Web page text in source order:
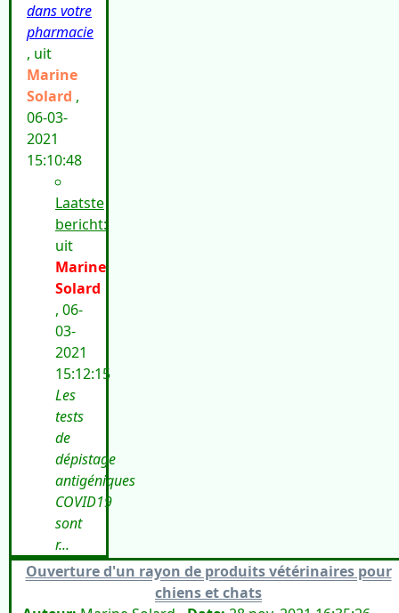
dans votre
pharmacie
, uit
Marine
Solard ,
06-03-
2021
15:10:48
Laatste
bericht:
uit
Marine
Solard
, 06-
03-
2021
15:12:15
Les
tests
de
dépistage
antigéniques
COVID19
sont
r...
Ouverture d'un rayon de produits vétérinaires pour
chiens et chats